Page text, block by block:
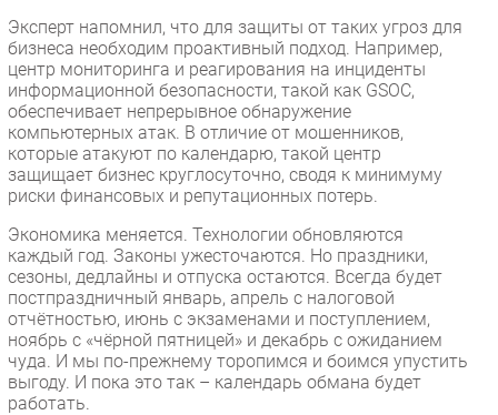
Эксперт напомнил, что для защиты от таких угроз для
бизнеса необходим проактивный подход. Например,
центр мониторинга и реагирования на инциденты
информационной безопасности, такой как GSOC,
обеспечивает непрерывное обнаружение
компьютерных атак. В отличие от мошенников,
которые атакуют по календарю, такой центр
защищает бизнес круглосуточно, сводя к минимуму
риски финансовых и репутационных потерь.
Экономика меняется. Технологии обновляются
каждый год. Законы ужесточаются. Но праздники,
сезоны, дедлайны и отпуска остаются. Всегда будет
постпраздничный январь, апрель с налоговой
отчётностью, июнь с экзаменами и поступлением,
ноябрь с «чёрной пятницей» и декабрь с ожиданием
чуда. И мы по-прежнему торопимся и боимся упустить
выгоду. И пока это так – календарь обмана будет
работать.